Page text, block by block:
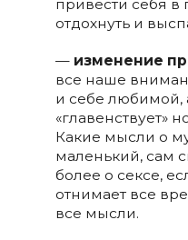
привести себя в
отдохнуть и
— изменение
все наше
и себе любимой,
«главенствует»
Какие мысли о
маленький, сам
более о сексе,
отнимает все
все мысли.